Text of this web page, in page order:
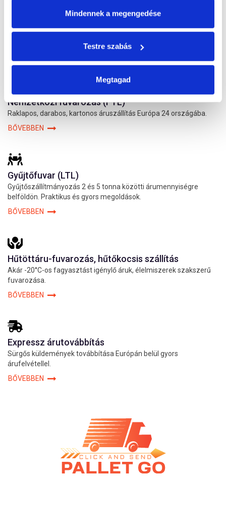
Mindennek a megengedése
Testre szabás
Megtagad
Belföldi áruszállítás, fuvarozás
Belföldi áruszállítás hatékonyan, gyorsan, a megbízói igényekhez
Nemzetközi fuvarozás (FTL)
Raklapos, darabos, kartonos áruszállítás Európa 24 országába.
BŐVEBBEN
Gyűjtőfuvar (LTL)
Gyűjtőszállítmányozás 2 és 5 tonna közötti árumennyiségre
belföldön. Praktikus és gyors megoldások.
BŐVEBBEN
Hűtöttáru-fuvarozás, hűtőkocsis szállítás
Akár -20°C-os fagyasztást igénylő áruk, élelmiszerek szakszerű
fuvarozása.
BŐVEBBEN
Expressz árutovábbítás
Sürgős küldemények továbbítása Európán belül gyors
árufelvétellel.
BŐVEBBEN